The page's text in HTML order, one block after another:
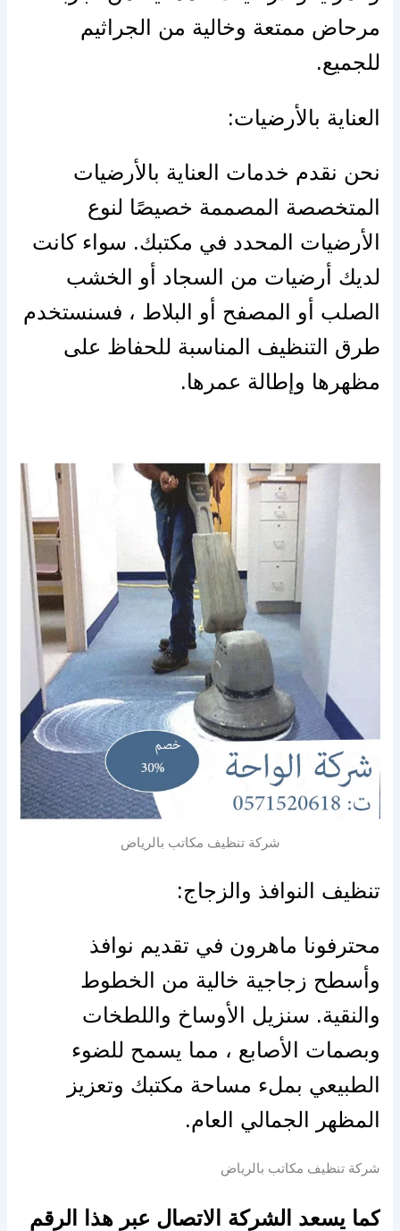
مرحاض ممتعة وخالية من الجراثيم
للجميع.
العناية بالأرضيات:
نحن نقدم خدمات العناية بالأرضيات
المتخصصة المصممة خصيصًا لنوع
الأرضيات المحدد في مكتبك. سواء كانت
لديك أرضيات من السجاد أو الخشب
الصلب أو المصفح أو البلاط ، فسنستخدم
طرق التنظيف المناسبة للحفاظ على
مظهرها وإطالة عمرها.
شركة تنظيف مكاتب بالرياض
تنظيف النوافذ والزجاج:
محترفونا ماهرون في تقديم نوافذ
وأسطح زجاجية خالية من الخطوط
والنقية. سنزيل الأوساخ واللطخات
وبصمات الأصابع ، مما يسمح للضوء
الطبيعي بملء مساحة مكتبك وتعزيز
المظهر الجمالي العام.
شركة تنظيف مكاتب بالرياض
كما يسعد الشركة الاتصال عبر هذا الرقم